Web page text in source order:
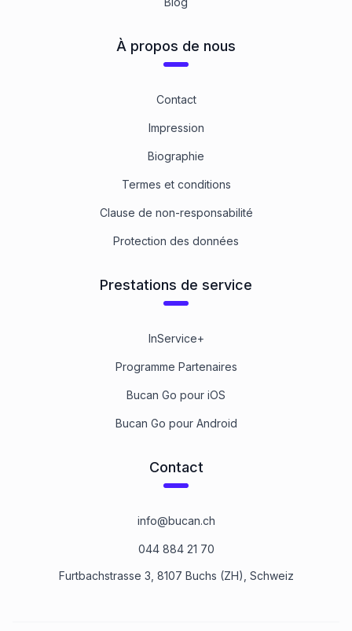
À propos de nous
Contact
Impression
Biographie
Termes et conditions
Clause de non-responsabilité
Protection des données
Prestations de service
InService+
Programme Partenaires
Bucan Go pour iOS
Bucan Go pour Android
Contact
info@bucan.ch
044 884 21 70
Furtbachstrasse 3, 8107 Buchs (ZH), Schweiz